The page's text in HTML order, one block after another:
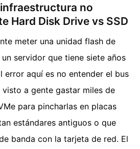
no
Hard Disk Drive vs SSD
meter una unidad flash de
servidor que tiene siete años
error aquí es no entender el bus
a gente gastar miles de
para pincharlas en placas
estándares antiguos o que
banda con la tarjeta de red. El